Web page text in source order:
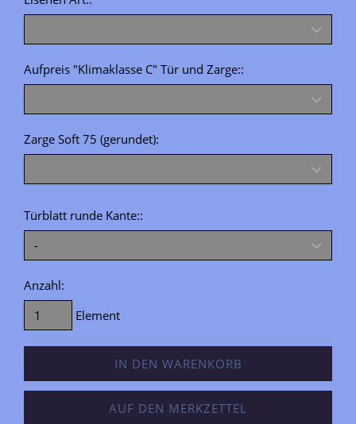
Aufpreis "Klimaklasse C" Tür und Zarge::
Zarge Soft 75 (gerundet):
Türblatt runde Kante::
Anzahl:
Element
IN DEN WARENKORB
AUF DEN MERKZETTEL